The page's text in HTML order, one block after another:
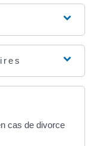
cas de divorce